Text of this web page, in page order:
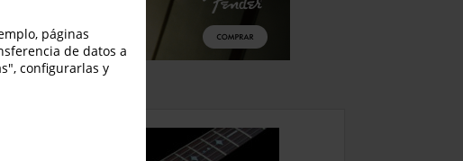
páginas
de datos a
configurarlas y